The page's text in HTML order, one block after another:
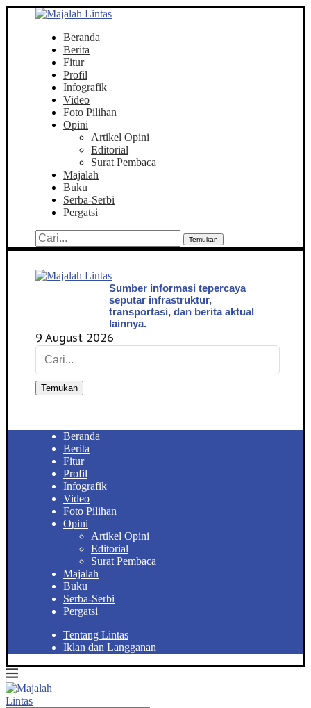
Beranda
Berita
Fitur
Profil
Infografik
Video
Foto Pilihan
Opini
Artikel Opini
Editorial
Surat Pembaca
Majalah
Buku
Serba-Serbi
Pergatsi
Temukan
Sumber informasi tepercaya
seputar infrastruktur,
transportasi, dan berita aktual
lainnya.
9 August 2026
Temukan
Beranda
Berita
Fitur
Profil
Infografik
Video
Foto Pilihan
Opini
Artikel Opini
Editorial
Surat Pembaca
Majalah
Buku
Serba-Serbi
Pergatsi
Tentang Lintas
Iklan dan Langganan